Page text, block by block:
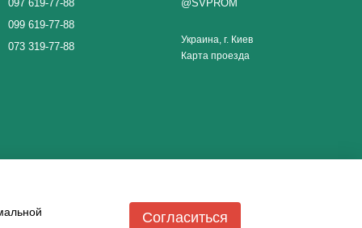
097 619-77-88
099 619-77-88
073 319-77-88
@SVPROM
Украина, г. Киев
Карта проезда
Согласиться